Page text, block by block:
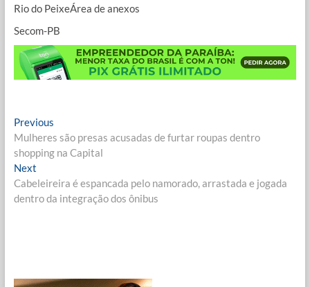
Rio do PeixeÁrea de anexos
Secom-PB
Navegação
de
Post
PreviousPrevious
post:
Mulheres são presas acusadas de furtar roupas dentro
shopping na Capital
NextNext
post:
Cabeleireira é espancada pelo namorado, arrastada e jogada
dentro da integração dos ônibus